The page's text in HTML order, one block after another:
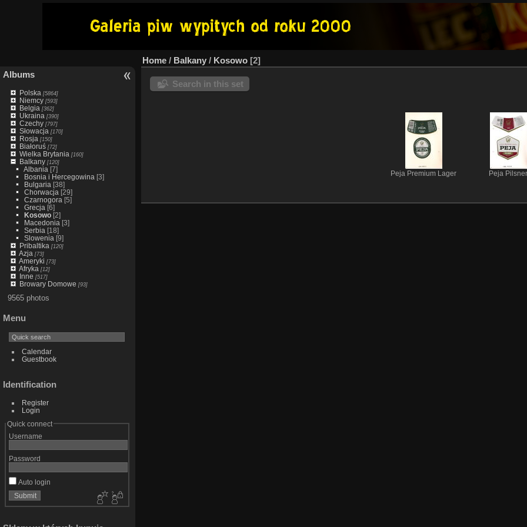
Albums
Polska [5864]
Niemcy[593]
Belgia [362]
Ukraina [390]
Czechy[797]
Słowacja [170]
Rosja [150]
Białoruś[72]
Wielka Brytania [160]
Balkany[120]
Albania [7]
Bosnia i Hercegowina [3]
Bulgaria [38]
Chorwacja [29]
Czarnogora [5]
Grecja [6]
Kosowo[2]
Macedonia [3]
Serbia [18]
Slowenia [9]
Pribaltika [120]
Azja [73]
Ameryki [73]
Afryka [12]
Inne [517]
Browary Domowe [93]
9565 photos
Menu
Calendar
Guestbook
Identification
Register
Login
Quick connect
Username
Password
Auto login
Home / Balkany / Kosowo 2
Search in this set
Peja Premium Lager Peja Pilsner